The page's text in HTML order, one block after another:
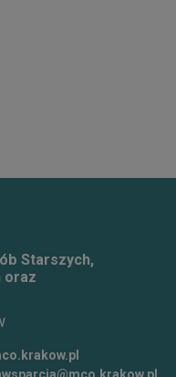
Starszych,
oraz